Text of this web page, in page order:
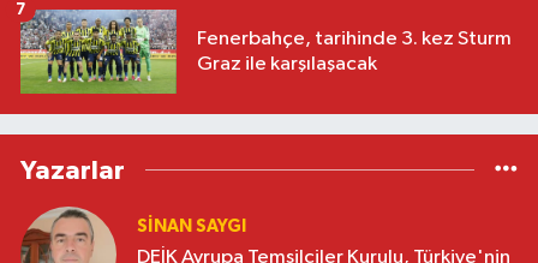
Fenerbahçe, tarihinde 3. kez Sturm
Graz ile karşılaşacak
7
Yazarlar
SINAN SAYGI
DEİK Avrupa Temsilciler Kurulu, Türkiye'nin